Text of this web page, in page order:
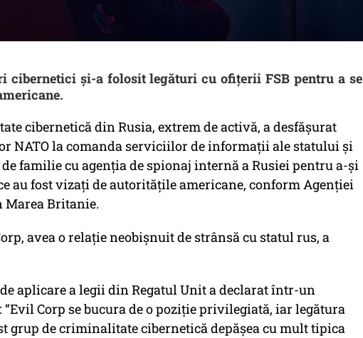
cibernetici și-a folosit legături cu ofițerii FSB pentru a se
cibernetică din Rusia, extrem de activă, a desfășurat
NATO la comanda serviciilor de informații ale statului și
familie cu agenția de spionaj internă a Rusiei pentru a-și
au fost vizați de autoritățile americane, conform Agenției
Marea Britanie.
avea o relație neobișnuit de strânsă cu statul rus, a
aplicare a legii din Regatul Unit a declarat într-un
Corp se bucura de o poziție privilegiată, iar legătura
grup de criminalitate cibernetică depășea cu mult tipica